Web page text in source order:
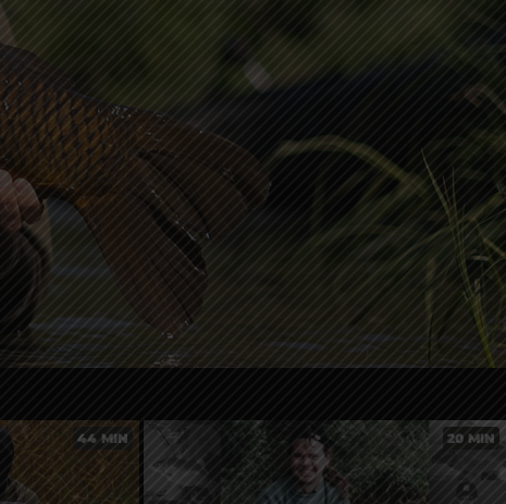
44 MIN 20 MIN